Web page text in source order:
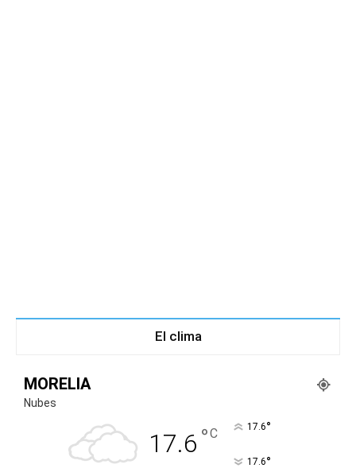
El clima
MORELIA
Nubes
17.6 °C 17.6°
17.6°